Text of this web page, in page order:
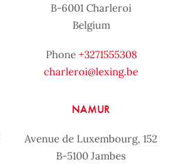
B-6001 Charleroi
Belgium
Phone +3271555308
charleroi@lexing.be
NAMUR
Avenue de Luxembourg, 152
B-5100 Jambes